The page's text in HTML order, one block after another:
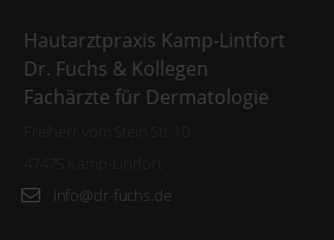
Hautarztpraxis Kamp-Lintfort
Dr. Fuchs & Kollegen
Fachärzte für Dermatologie
info@dr-fuchs.de